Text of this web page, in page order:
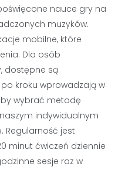
nauce gry na
muzyków.
mobilne, które
Dla osób
dostępne są
kroku wprowadzają w
wybrać metodę
indywidualnym
Regularność jest
minut ćwiczeń dziennie
sesje raz w